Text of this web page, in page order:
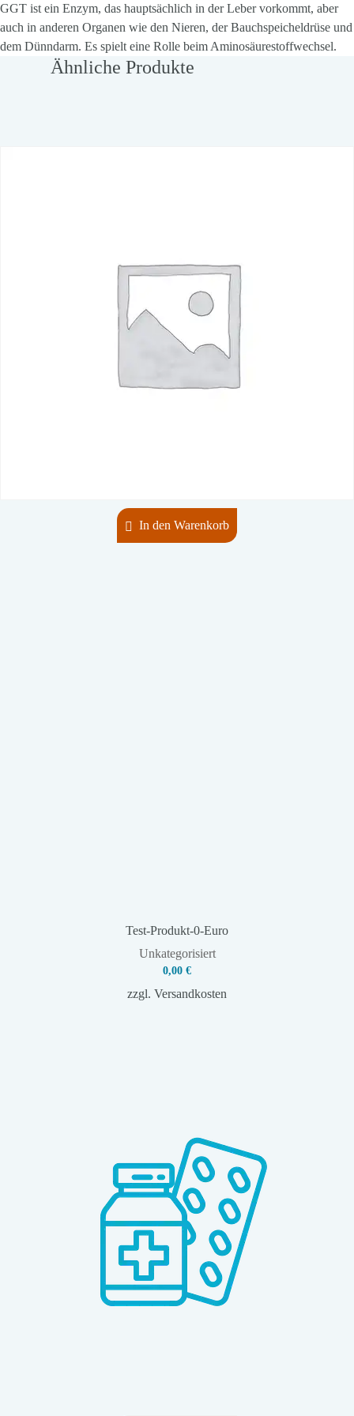
GGT ist ein Enzym, das hauptsächlich in der Leber vorkommt, aber
auch in anderen Organen wie den Nieren, der Bauchspeicheldrüse und
dem Dünndarm. Es spielt eine Rolle beim Aminosäurestoffwechsel.
Ähnliche Produkte
In den Warenkorb
Test-Produkt-0-Euro
Unkategorisiert
0,00 €
zzgl. Versandkosten